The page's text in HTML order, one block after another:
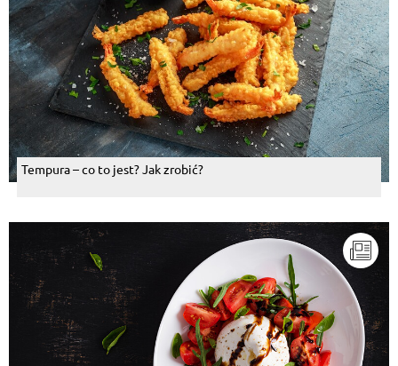
Tempura – co to jest? Jak zrobić?